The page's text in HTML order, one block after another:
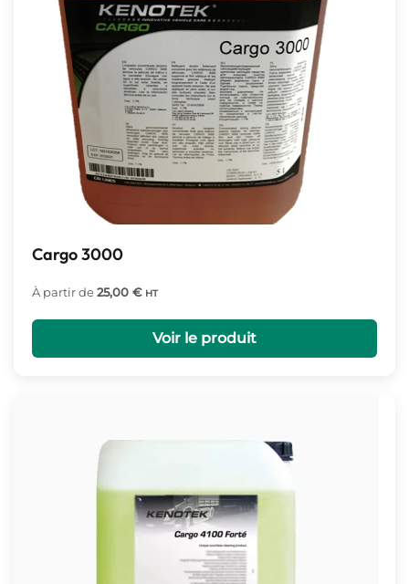
Cargo 3000
À partir de25,00 € HT
Voir le produit